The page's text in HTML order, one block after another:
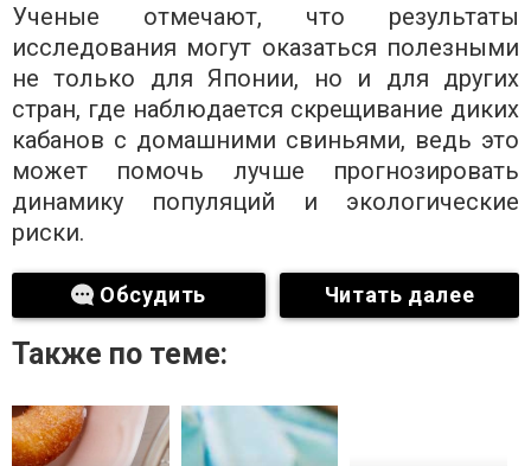
Ученые отмечают, что результаты
исследования могут оказаться полезными
не только для Японии, но и для других
стран, где наблюдается скрещивание диких
кабанов с домашними свиньями, ведь это
может помочь лучше прогнозировать
динамику популяций и экологические
риски.
Обсудить Читать далее
Также по теме: